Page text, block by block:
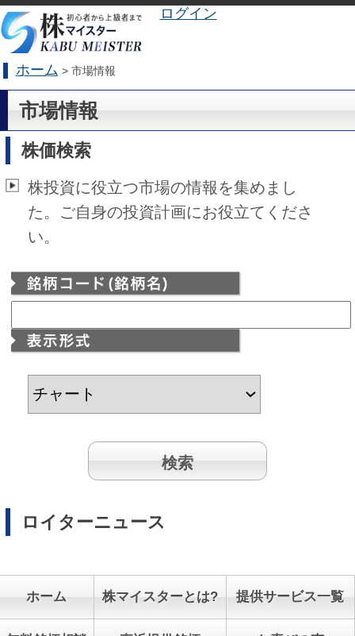
ホーム> 市場情報
市場情報
株価検索
株投資に役立つ市場の情報を集めまし
た。ご自身の投資計画にお役立てくださ
ロイターニュース
お喜びの声
マンガでわかる株マイスター
よくある質問
利用規約
電子交付サービス
個人情報保護方針
苦情・紛争処理措置